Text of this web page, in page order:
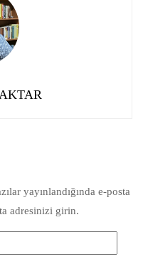
yayınlandığında e-posta
adresinizi girin.